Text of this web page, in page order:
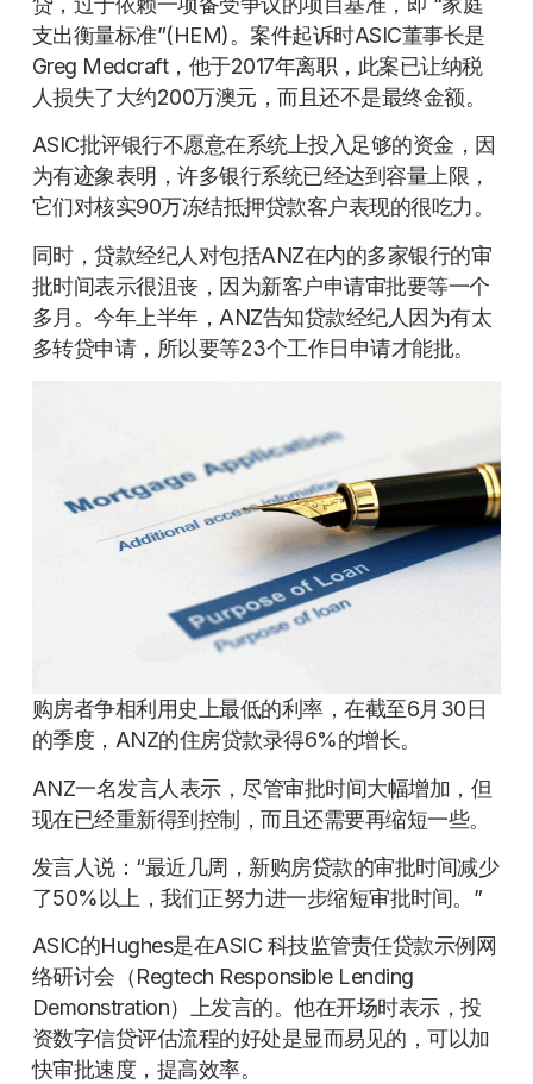
支出衡量标准”(HEM)。案件起诉时ASIC董事长是
Greg Medcraft，他于2017年离职，此案已让纳税
人损失了大约200万澳元，而且还不是最终金额。
ASIC批评银行不愿意在系统上投入足够的资金，因
为有迹象表明，许多银行系统已经达到容量上限，
它们对核实90万冻结抵押贷款客户表现的很吃力。
同时，贷款经纪人对包括ANZ在内的多家银行的审
批时间表示很沮丧，因为新客户申请审批要等一个
多月。今年上半年，ANZ告知贷款经纪人因为有太
多转贷申请，所以要等23个工作日申请才能批。
购房者争相利用史上最低的利率，在截至6月30日
的季度，ANZ的住房贷款录得6%的增长。
ANZ一名发言人表示，尽管审批时间大幅增加，但
现在已经重新得到控制，而且还需要再缩短一些。
发言人说：“最近几周，新购房贷款的审批时间减少
了50%以上，我们正努力进一步缩短审批时间。”
ASIC的Hughes是在ASIC 科技监管责任贷款示例网
络研讨会（Regtech Responsible Lending
Demonstration）上发言的。他在开场时表示，投
资数字信贷评估流程的好处是显而易见的，可以加
快审批速度，提高效率。